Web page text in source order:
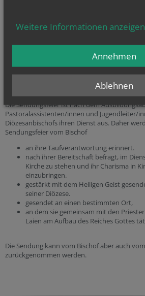
Ausbildungsleitung.
pastoralen Dienst gilt, dass bei dem Wunsch
eine Bewerbung für eine der
erfolgen hat.
Sendungsfeier:
Die Sendungsfeier ist nach dem
Pastoralassistenten/innen und Jugendleiter/
Diözesanbischofs ihren Dienst aus. Daher
Sendungsfeier vom Bischof
an ihre Taufverantwortung erinnert.
nach ihrer Bereitschaft befragt, im
Kirche zu stehen und ihr Charisma in
einzubringen.
gestärkt mit dem Heiligen Geist
seiner Diözese.
gesendet an einen bestimmten Ort,
an dem sie gemeinsam mit den
Laien am Aufbau des Reiches Gottes
Die Sendung kann vom Bischof aber auch
zurückgenommen werden.
Weitere Informationen anzeigen
Ablehnen
Annehmen